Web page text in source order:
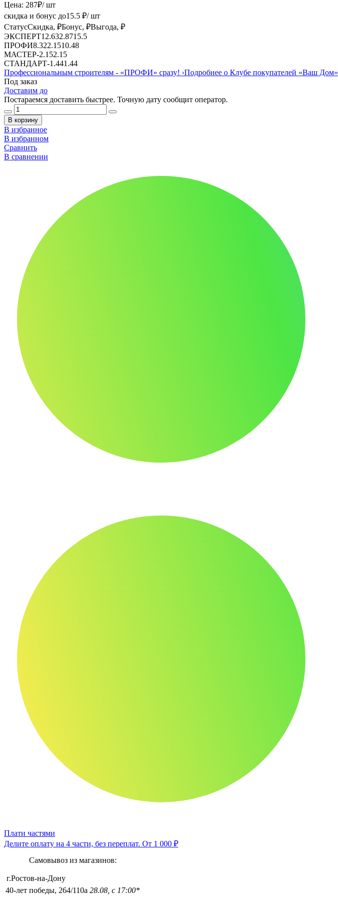
Цена: 287₽/ шт
скидка и бонус до15.5 ₽/ шт
СтатусСкидка, ₽Бонус, ₽Выгода, ₽
ЭКСПЕРТ12.632.8715.5
ПРОФИ8.322.1510.48
МАСТЕР-2.152.15
СТАНДАРТ-1.441.44
Профессиональным строителям - «ПРОФИ» сразу! ›Подробнее о Клубе покупателей «Ваш Дом»
Под заказ
Доставим до
Постараемся доставить быстрее. Точную дату сообщит оператор.
В корзину
В избранное
В избранном
Сравнить
В сравнении
Плати частями
Делите оплату на 4 части, без переплат. От 1 000 ₽
Самовывоз из магазинов:
г.Ростов-на-Дону
40-лет победы, 264/110а 28.08, с 17:00*